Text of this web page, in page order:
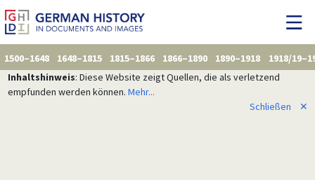
1500–1648 1648–1815 1815–1866 1866–1890 1890–1918
1918/
Inhaltshinweis: Diese Website zeigt Quellen, die als verletzend
empfunden werden können. Mehr...
Schließen
✕